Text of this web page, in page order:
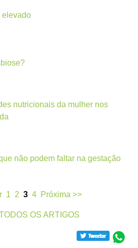
elevado
nutricionais da mulher nos
não podem faltar na gestação
1 2 3 4 Próxima >>
OS ARTIGOS